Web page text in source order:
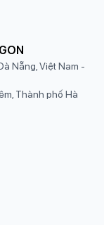
Nẵng, Việt Nam -
Thành phố Hà